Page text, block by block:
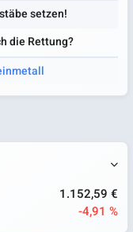
setzen!
die Rettung?
1.152,59 €
-4,91 %